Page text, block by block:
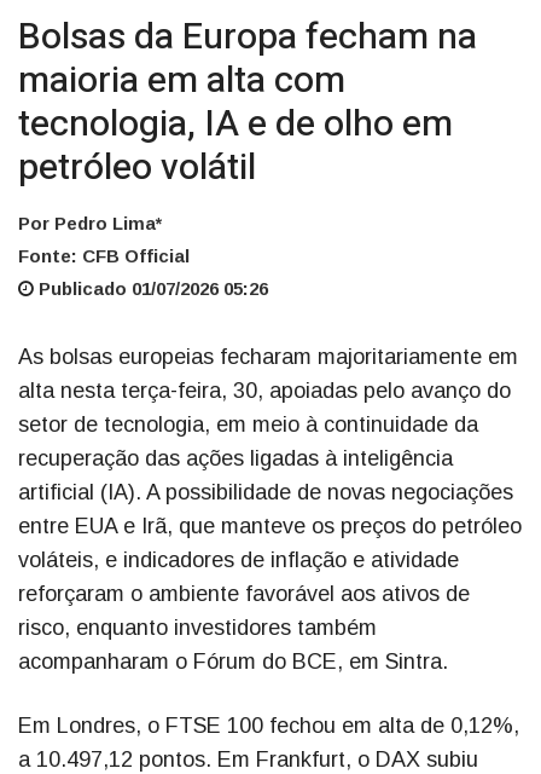
Bolsas da Europa fecham na
maioria em alta com
tecnologia, IA e de olho em
petróleo volátil
Por Pedro Lima*
Fonte: CFB Official
Publicado 01/07/2026 05:26
As bolsas europeias fecharam majoritariamente em
alta nesta terça-feira, 30, apoiadas pelo avanço do
setor de tecnologia, em meio à continuidade da
recuperação das ações ligadas à inteligência
artificial (IA). A possibilidade de novas negociações
entre EUA e Irã, que manteve os preços do petróleo
voláteis, e indicadores de inflação e atividade
reforçaram o ambiente favorável aos ativos de
risco, enquanto investidores também
acompanharam o Fórum do BCE, em Sintra.
Em Londres, o FTSE 100 fechou em alta de 0,12%,
a 10.497,12 pontos. Em Frankfurt, o DAX subiu